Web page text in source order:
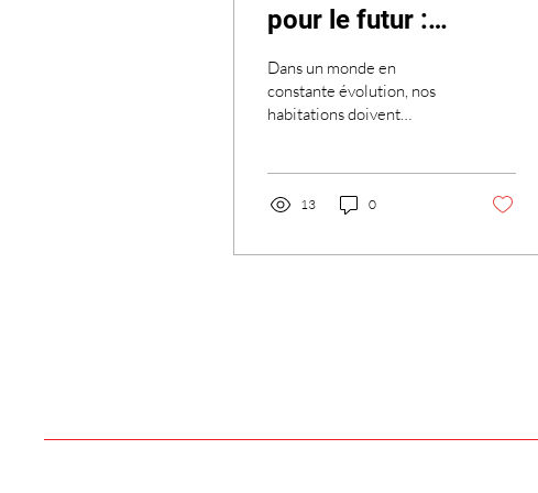
pour le futur :
intégrer
discrètement les
technologies dans
une rénovation
traditionnelle
Dans un monde en
constante évolution, nos
habitations doivent
efficacité énergétique.
13 0